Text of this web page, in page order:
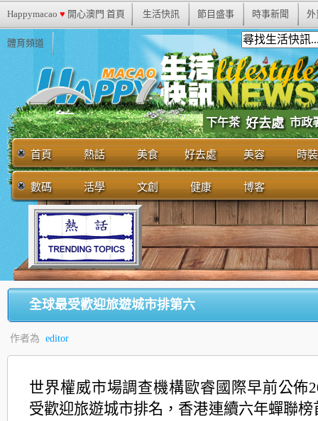
Happymacao ♥ 開心澳門 首頁 生活快訊 節目盛事 時事新聞 外
體育頻道
下午茶 好去處 市政
首頁 熱話 美食 好去處 美容 時裝
數碼 活學 文創 健康 博客
全球最受歡迎旅遊城市排第六
作者為 editor
世界權威市場調查機構歐睿國際早前公佈
受歡迎旅遊城市排名，香港連續六年蟬聯榜